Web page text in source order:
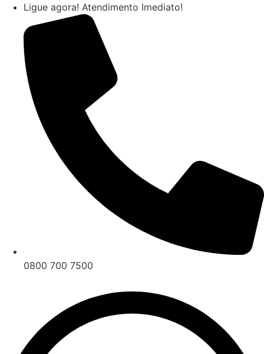
conteúdo
Ligue agora! Atendimento Imediato!
0800 700 7500